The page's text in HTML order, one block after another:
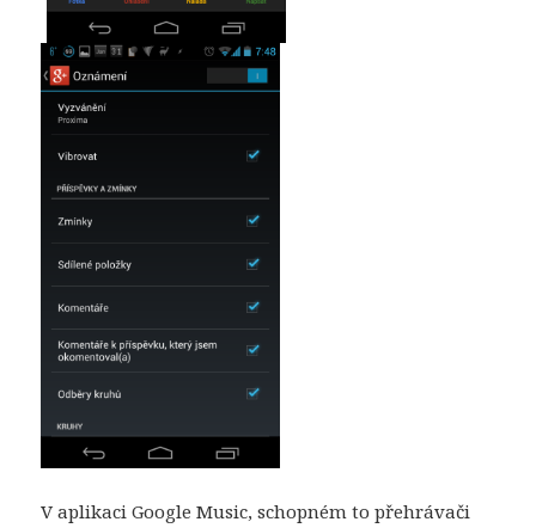
V aplikaci Google Music, schopném to přehrávači